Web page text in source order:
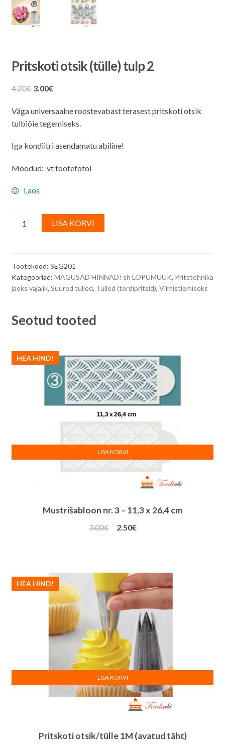
Pritskoti otsik (tülle) tulp 2
4.20€ Algne
oli:
4.20€.
3.00€Praegune
on:
3.00€.
Väga universaalne roostevabast terasest pritskoti otsik
tulbiõie tegemiseks.
Iga kondiitri asendamatu abiline!
Mõõdud: vt tootefotol
Laos
Pritskoti
2
quantity
LISA KORVI
:
Tootekood: SEG201
Kategooriad: MAGUSAD HINNAD! sh LÕPUMÜÜK, Pritstehnika
jaoks vajalik, Suured tülled, Tülled (tordipritsid), Viimistlemiseks
Seotud tooted
Mustrišabloon nr. 3 – 11,3 x 26,4 cm
HEA HIND!
3.00€
Algne
2.50€Praegune
LISA KORVI
Pritskoti otsik/tülle 1M (avatud täht)
HEA HIND!
LISA KORVI